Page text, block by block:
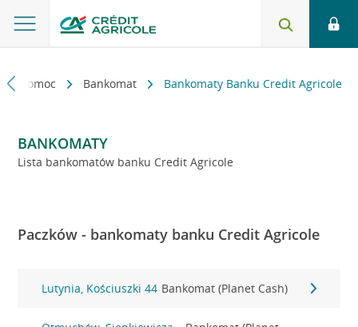
i pomoc Bankomat Bankomaty Banku Credit Agricole
BANKOMATY
Lista bankomatów banku Credit Agricole
Paczków - bankomaty banku Credit Agricole
Lutynia, Kościuszki 44 Bankomat (Planet Cash)